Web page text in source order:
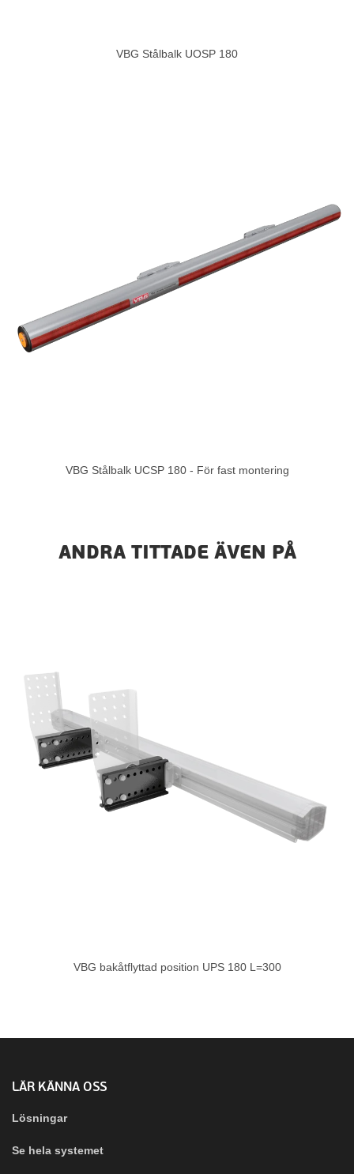
VBG Stålbalk UOSP 180
VBG Stålbalk UCSP 180 - För fast montering
ANDRA TITTADE ÄVEN PÅ
VBG bakåtflyttad position UPS 180 L=300
LÄR KÄNNA OSS
Lösningar
Se hela systemet